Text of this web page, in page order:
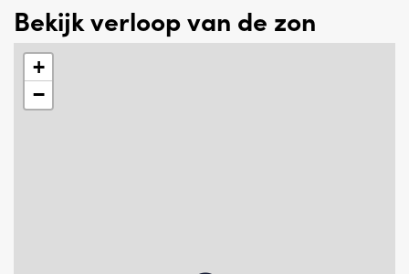
Bekijk verloop van de zon
+
−